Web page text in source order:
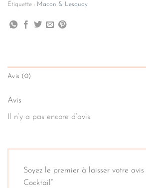
Étiquette : Macon & Lesquoy
Avis (0)
Avis
Il n’y a pas encore d’avis.
Soyez le premier à laisser votre avis
Cocktail”